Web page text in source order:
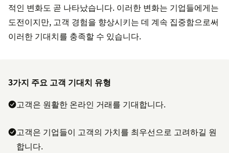
적인 변화도 곧 나타났습니다. 이러한 변화는 기업들에게는
도전이지만, 고객 경험을 향상시키는 데 계속 집중함으로써
이러한 기대치를 충족할 수 있습니다.
3가지 주요 고객 기대치 유형
고객은 원활한 온라인 거래를 기대합니다.
고객은 기업들이 고객의 가치를 최우선으로 고려하길 원
합니다.